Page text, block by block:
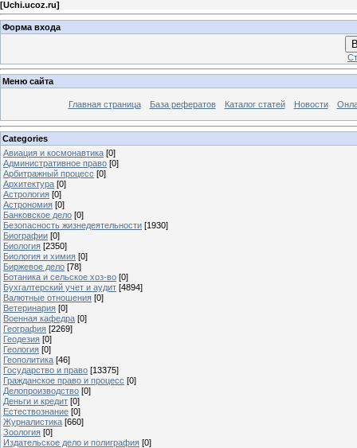
[Uchi.ucoz.ru]
Форма входа
Меню сайта
Главная страница База рефератов Каталог статей Новости
Categories
Авиация и космонавтика [0]
Административное право [0]
Арбитражный процесс [0]
Архитектура [0]
Астрология [0]
Астрономия [0]
Банковское дело [0]
Безопасность жизнедеятельности [1930]
Биографии [0]
Биология [2350]
Биология и химия [0]
Биржевое дело [78]
Ботаника и сельское хоз-во [0]
Бухгалтерский учет и аудит [4894]
Валютные отношения [0]
Ветеринария [0]
Военная кафедра [0]
География [2269]
Геодезия [0]
Геология [0]
Геополитика [46]
Государство и право [13375]
Гражданское право и процесс [0]
Делопроизводство [0]
Деньги и кредит [0]
Естествознание [0]
Журналистика [660]
Зоология [0]
Издательское дело и полиграфия [0]